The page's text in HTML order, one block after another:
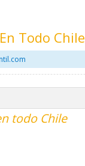
Todo Chile
todo Chile